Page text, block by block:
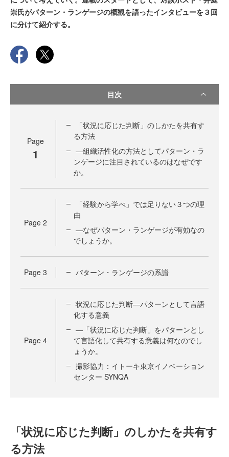
崇氏がパターン・ランゲージの概観を語ったインタビューを３回
に分けて紹介する。
目次
Page
1
「状況に応じた判断」のしかたを共有す
る方法
—組織活性化の方法としてパターン・ラ
ンゲージに注目されているのはなぜです
か。
Page 2
「経験から学べ」では足りない３つの理
由
—なぜパターン・ランゲージが有効なの
でしょうか。
Page 3 パターン・ランゲージの系譜
Page 4
状況に応じた判断―パターンとして言語
化する意義
—「状況に応じた判断」をパターンとし
て言語化して共有する意義は何なのでし
ょうか。
撮影協力：イトーキ東京イノベーション
センター SYNQA
「状況に応じた判断」のしかたを共有す
る方法